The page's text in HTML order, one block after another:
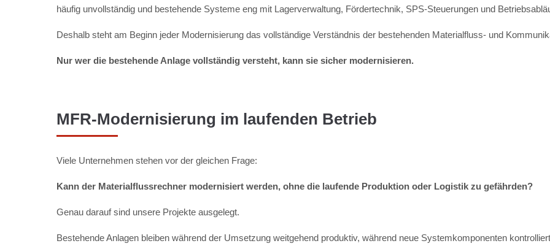
häufig unvollständig und bestehende Systeme eng mit Lagerverwaltung, Fördertechnik, SPS-Steuerungen und
Deshalb steht am Beginn jeder Modernisierung das vollständige Verständnis der bestehenden Materialfluss- und
Nur wer die bestehende Anlage vollständig versteht, kann sie sicher modernisieren.
MFR-Modernisierung im laufenden Betrieb
Viele Unternehmen stehen vor der gleichen Frage:
Kann der Materialflussrechner modernisiert werden, ohne die laufende Produktion oder Logistik zu gefährden?
Genau darauf sind unsere Projekte ausgelegt.
Bestehende Anlagen bleiben während der Umsetzung weitgehend produktiv, während neue Systemkomponenten